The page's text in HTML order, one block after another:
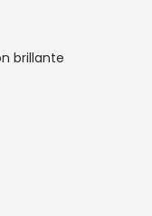
brillante